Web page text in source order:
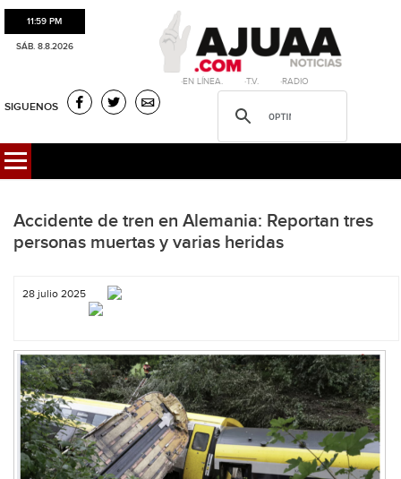
11:59 PM
SÁB. 8.8.2026
·EN LÍNEA. ·T.V. ·RADIO
SIGUENOS
Accidente de tren en Alemania: Reportan tres
personas muertas y varias heridas
28 julio 2025